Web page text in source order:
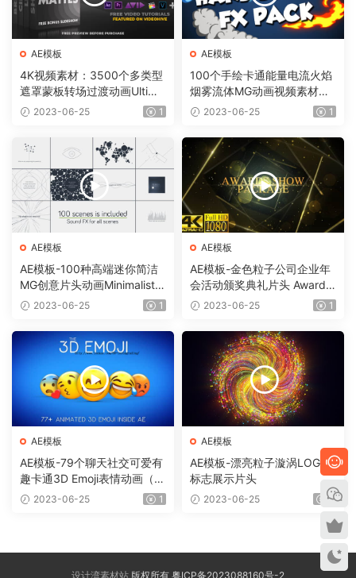
AE模板
4K视频素材：3500个多类型
遮罩蒙板转场过渡动画Ultima
te Transition Mattes Pack v
2023-06-25 1
AE模板
100个手绘卡通能量电流火焰
烟雾流体MG动画视频素材
（含AE模板工程）有透明通
2023-06-25 1
AE模板
AE模板-100种高端迷你简洁
MG创意片头动画Minimalistic
Presentation Pack
2023-06-25 1
AE模板
AE模板-金色粒子公司企业年
会活动颁奖典礼片头 Awards
Show Pack
2023-06-25 1
AE模板
AE模板-79个聊天社交可爱有
趣卡通3D Emoji表情动画（需
要Element 3D插件）
2023-06-25 1
AE模板
AE模板-漂亮粒子漩涡LOGO
标志展示片头
2023-06-25 1
设计湾素材站 版权所有 粤ICP备2023088160号-2